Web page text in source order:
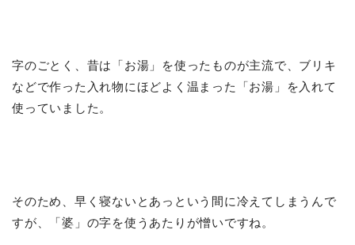
字のごとく、昔は「お湯」を使ったものが主流で、ブリキ
などで作った入れ物にほどよく温まった「お湯」を入れて
使っていました。
そのため、早く寝ないとあっという間に冷えてしまうんで
すが、「婆」の字を使うあたりが憎いですね。